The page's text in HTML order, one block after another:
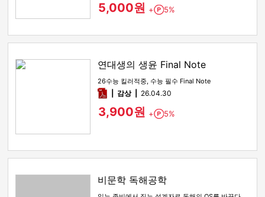
5,000원 + Point
5%
연대생의 생윤 Final Note
26수능 킬러적중, 수능 필수 Final Note
pdf감상​ 26.04.30
3,900원 + Point
5%
비문학 독해공학